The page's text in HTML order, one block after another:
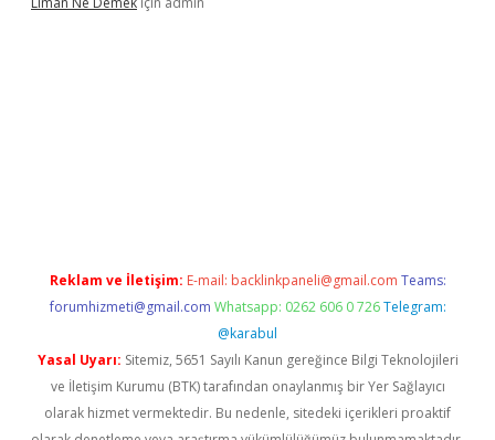
Reklam ve İletişim: E-mail: backlinkpaneli@gmail.com Teams:
forumhizmeti@gmail.com Whatsapp: 0262 606 0 726 Telegram:
@karabul
Yasal Uyarı: Sitemiz, 5651 Sayılı Kanun gereğince Bilgi Teknolojileri
ve İletişim Kurumu (BTK) tarafından onaylanmış bir Yer Sağlayıcı
olarak hizmet vermektedir. Bu nedenle, sitedeki içerikleri proaktif